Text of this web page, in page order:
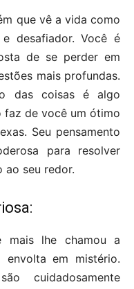
que vê a vida como
desafiador. Você é
de se perder em
mais profundas.
das coisas é algo
faz de você um ótimo
Seu pensamento
para resolver
ao seu redor.
lhe chamou a
envolta em mistério.
cuidadosamente